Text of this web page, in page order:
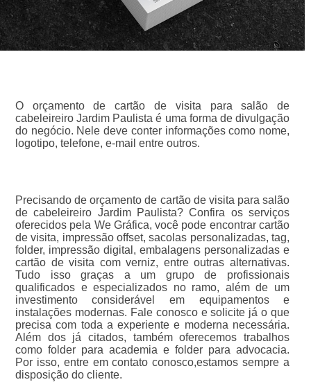
O orçamento de cartão de visita para salão de
cabeleireiro Jardim Paulista é uma forma de divulgação
do negócio. Nele deve conter informações como nome,
logotipo, telefone, e-mail entre outros.
Precisando de orçamento de cartão de visita para salão
de cabeleireiro Jardim Paulista? Confira os serviços
oferecidos pela We Gráfica, você pode encontrar cartão
de visita, impressão offset, sacolas personalizadas, tag,
folder, impressão digital, embalagens personalizadas e
cartão de visita com verniz, entre outras alternativas.
Tudo isso graças a um grupo de profissionais
qualificados e especializados no ramo, além de um
investimento considerável em equipamentos e
instalações modernas. Fale conosco e solicite já o que
precisa com toda a experiente e moderna necessária.
Além dos já citados, também oferecemos trabalhos
como folder para academia e folder para advocacia.
Por isso, entre em contato conosco,estamos sempre a
disposição do cliente.